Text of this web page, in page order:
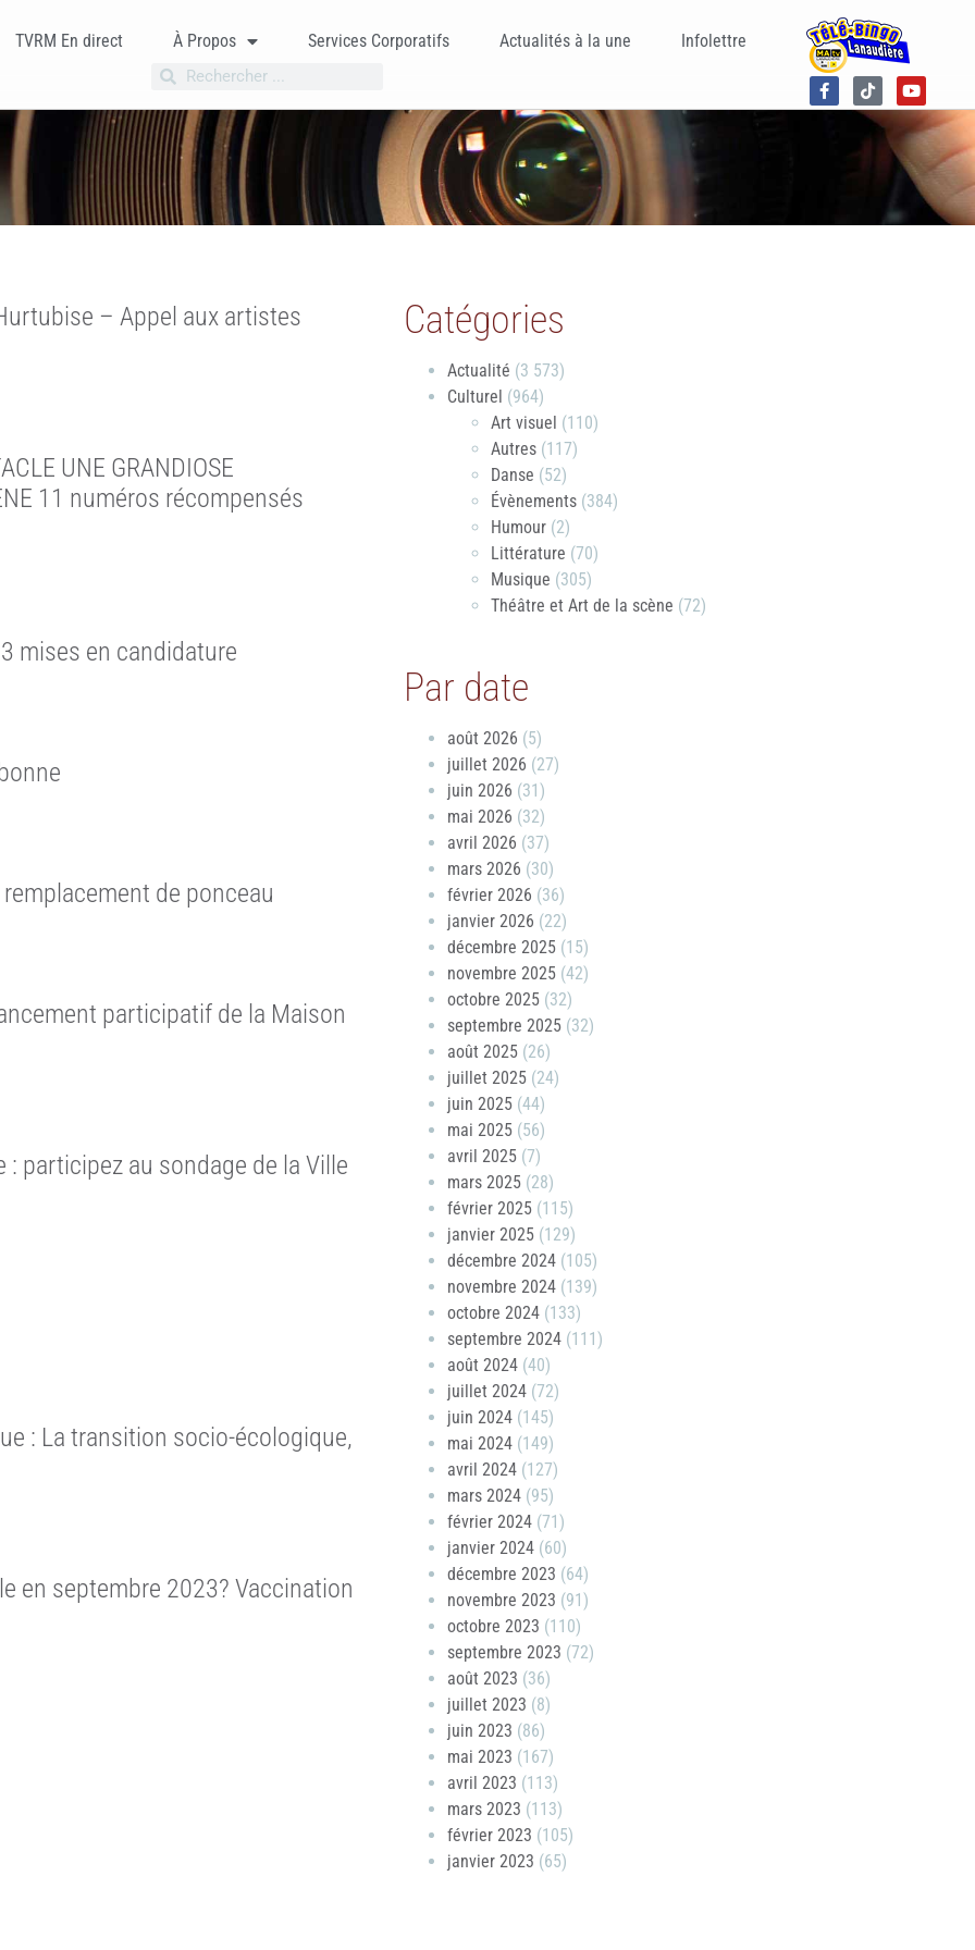
TVRM En direct À Propos Services Corporatifs Actualités à la une Infolettre
– Appel aux artistes
UNE GRANDIOSE
11 numéros récompensés
mises en candidature
de ponceau
participatif de la Maison
participez au sondage de la Ville
: La transition socio-écologique,
en septembre 2023? Vaccination
Catégories
Actualité (3 573)
Culturel (964)
Art visuel (110)
Autres(117)
Danse (52)
Évènements(384)
Humour(2)
Littérature (70)
Musique (305)
Théâtre et Art de la scène (72)
Par date
août 2026 (5)
juillet 2026 (27)
juin 2026 (31)
mai 2026 (32)
avril 2026 (37)
mars 2026 (30)
février 2026 (36)
janvier 2026 (22)
décembre 2025(15)
novembre 2025(42)
octobre 2025(32)
septembre 2025(32)
août 2025(26)
juillet 2025(24)
juin 2025(44)
mai 2025(56)
avril 2025(7)
mars 2025(28)
février 2025(115)
janvier 2025(129)
décembre 2024(105)
novembre 2024(139)
octobre 2024(133)
septembre 2024(111)
août 2024(40)
juillet 2024(72)
juin 2024(145)
mai 2024(149)
avril 2024(127)
mars 2024(95)
février 2024(71)
janvier 2024(60)
décembre 2023 (64)
novembre 2023 (91)
octobre 2023 (110)
septembre 2023 (72)
août 2023 (36)
juillet 2023 (8)
juin 2023 (86)
mai 2023 (167)
avril 2023 (113)
mars 2023 (113)
février 2023 (105)
janvier 2023 (65)